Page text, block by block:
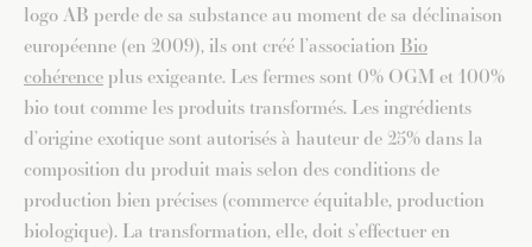
logo AB perde de sa substance au moment de sa déclinaison
européenne (en 2009), ils ont créé l’association Bio
cohérence plus exigeante. Les fermes sont 0% OGM et 100%
bio tout comme les produits transformés. Les ingrédients
d’origine exotique sont autorisés à hauteur de 25% dans la
composition du produit mais selon des conditions de
production bien précises (commerce équitable, production
biologique). La transformation, elle, doit s’effectuer en